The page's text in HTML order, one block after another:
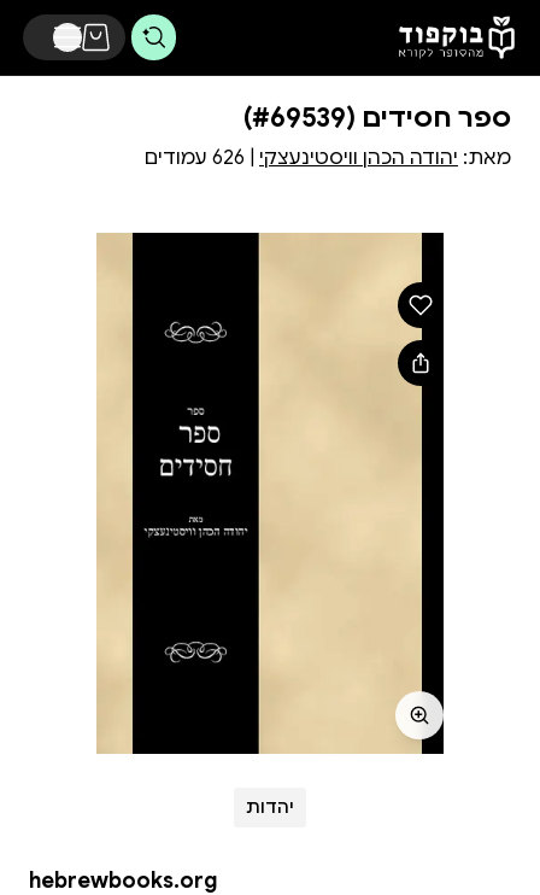
דלג לתוכן הראשי
ספר חסידים (#69539)
מאת: יהודה הכהן וויסטינעצקי
יהדות
hebrewbooks.org